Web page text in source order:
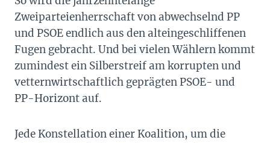
Zweiparteienherrschaft von abwechselnd PP
und PSOE endlich aus den alteingeschliffenen
Fugen gebracht. Und bei vielen Wählern kommt
zumindest ein Silberstreif am korrupten und
vetternwirtschaftlich geprägten PSOE- und
PP-Horizont auf.
Jede Konstellation einer Koalition, um die